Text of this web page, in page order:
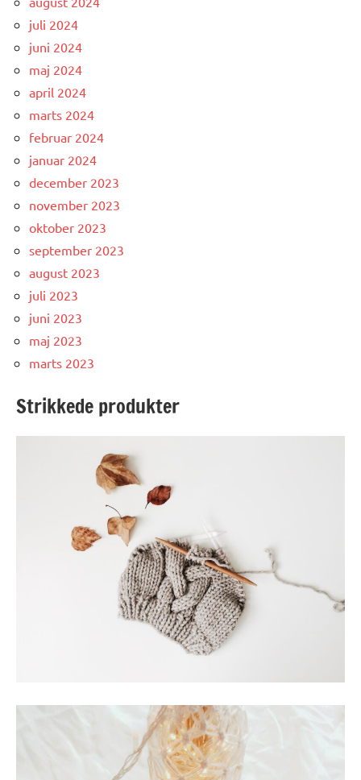
juli 2024
juni 2024
maj 2024
april 2024
marts 2024
februar 2024
januar 2024
december 2023
november 2023
oktober 2023
september 2023
august 2023
juli 2023
juni 2023
maj 2023
marts 2023
Strikkede produkter